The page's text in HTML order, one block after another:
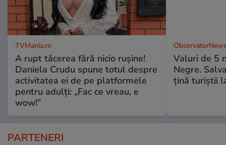
TVMania.ro
A rupt tăcerea fără nicio rușine!
Daniela Crudu spune totul despre
activitatea ei de pe platformele
pentru adulți: „Fac ce vreau, e
wow!”
Valuri de 5
Negre.
ţină turiştii
PARTENERI